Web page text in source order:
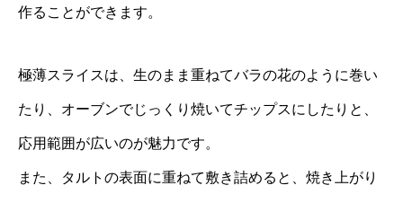
作ることができます。
極薄スライスは、生のまま重ねてバラの花のように巻い
たり、オーブンでじっくり焼いてチップスにしたりと、
応用範囲が広いのが魅力です。
また、タルトの表面に重ねて敷き詰めると、焼き上がり